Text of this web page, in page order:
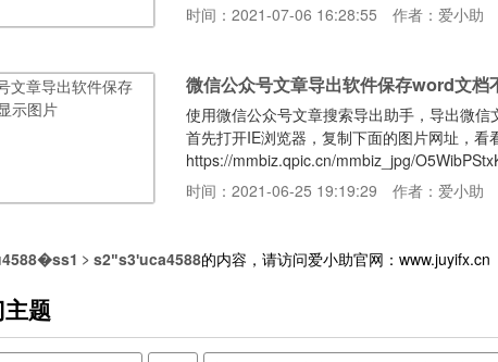
官方，图片离线保存到本地，支持图片按顺
支持下载音频(官方的模板)可将图片嵌入到
时间：2021-07-06 16:28:55 作者：爱小助
微信公众号文章导出软件保存word文档
使用微信公众号文章搜索导出助手，导出微
首先打开IE浏览器，复制下面的图片网址，看
https://mmbiz.qpic.cn/mmbiz_jpg/
显示异常或者其他情况。点
时间：2021-06-25 19:19:29 作者：爱小助
的内容，请访问爱小助官网：www.juyifx.cn
题